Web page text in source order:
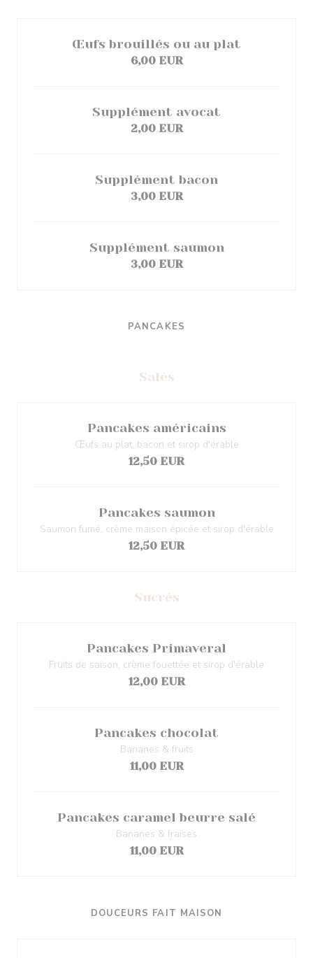
Œufs brouillés ou au plat
6,00 EUR
Supplément avocat
2,00 EUR
Supplément bacon
3,00 EUR
Supplément saumon
3,00 EUR
PANCAKES
Salés
Pancakes américains
Œufs au plat, bacon et sirop d'érable
12,50 EUR
Pancakes saumon
Saumon fumé, crème maison épicée et sirop d'érable
12,50 EUR
Sucrés
Pancakes Primaveral
Fruits de saison, crème fouettée et sirop d'érable
12,00 EUR
Pancakes chocolat
Bananes & fruits
11,00 EUR
Pancakes caramel beurre salé
Bananes & fraises
11,00 EUR
DOUCEURS FAIT MAISON